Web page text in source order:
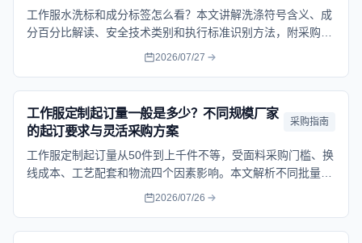
工作服水洗标和成分标签怎么看？本文讲解洗涤符号含义、成
分百分比解读、安全技术类别和执行标准识别方法，附采购验
收标签检查清单与实物不符处理方案，帮采购人员从标签入手
2026/07/27
工作服定制起订量一般是多少？不同规模厂家
的起订要求与灵活采购方案
采购指南
工作服定制起订量从50件到上千件不等，受面料采购门槛、换
线成本、工艺配套和物流四个因素影响。本文解析不同批量档
位的价格差异，并提供小批量采购的灵活解决方案与谈判技
2026/07/26